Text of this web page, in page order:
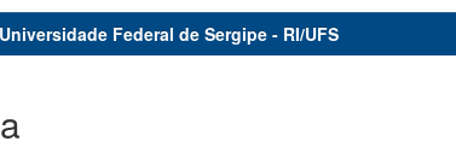
Federal de Sergipe - RI/UFS